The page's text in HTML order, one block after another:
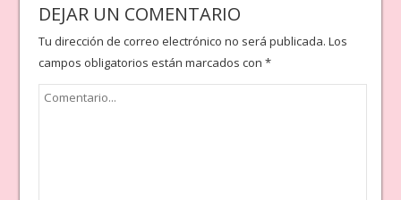
DEJAR UN COMENTARIO
Tu dirección de correo electrónico no será publicada. Los
campos obligatorios están marcados con *